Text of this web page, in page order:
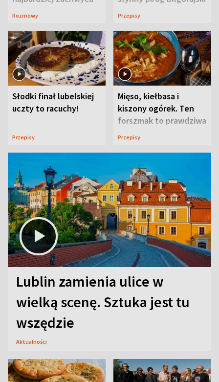
ją w Lublinie
Rozmowy Przepisy
Słodki finał lubelskiej
uczty to racuchy!
Przepisy
Mięso, kiełbasa i
kiszony ogórek. Ten
forszmak to prawdziwa
uczta
Przepisy
Lublin zamienia ulice w
wielką scenę. Sztuka jest tu
wszędzie
Aktualności